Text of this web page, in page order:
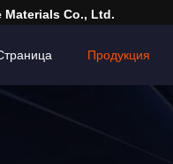
Co., Ltd.
Продукция